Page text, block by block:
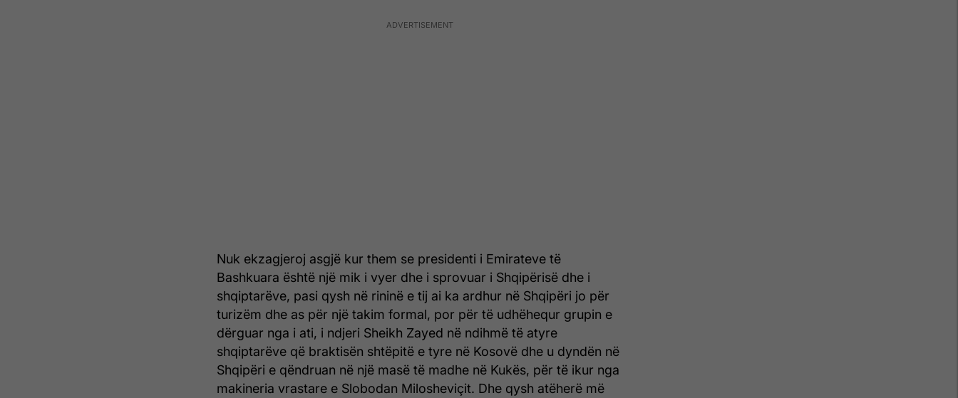
Nuk ekzagjeroj asgjë kur them se presidenti i Emirateve të
Bashkuara është një mik i vyer dhe i sprovuar i Shqipërisë dhe i
shqiptarëve, pasi qysh në rininë e tij ai ka ardhur në Shqipëri jo për
turizëm dhe as për një takim formal, por për të udhëhequr grupin e
dërguar nga i ati, i ndjeri Sheikh Zayed në ndihmë të atyre
shqiptarëve që braktisën shtëpitë e tyre në Kosovë dhe u dyndën në
Shqipëri e qëndruan në një masë të madhe në Kukës, për të ikur nga
makineria vrastare e Slobodan Milosheviçit. Dhe qysh atëherë më